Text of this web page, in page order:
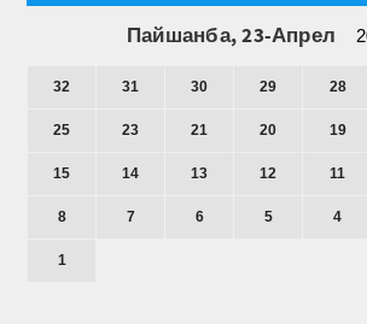
Пайшанба, 23-Апрел
32 31 30 29 28
25 23 21 20 19
15 14 13 12 11
8 7 6 5 4
1